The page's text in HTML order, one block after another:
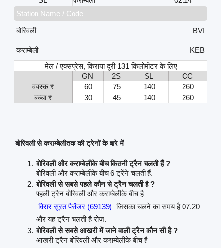
Station Name / Code
बोरिवली
BVI
कराम्बेली
KEB
मेल / एक्सप्रेस, किराया दूरी 131 किलोमीटर के लिए
GN
2S SL
CC
वयस्क ₹
60 75 140
260
बच्चा ₹
30 45 140 260
बोरिवली से कराम्बेलीतक की ट्रेनों के बारे में
बोरिवली और कराम्बेलीके बीच कितनी ट्रैन चलती हैं ?
बोरिवली और कराम्बेलीके बीच 6 ट्रेंने चलती हैं.
बोरिवली से सबसे पहले कौन से ट्रैन चलती है ?
पहली ट्रैन बोरिवली और कराम्बेलीके बीच है
विरार सूरत पैसेंजर (69139) जिसका चलने का समय है 07.20
और यह ट्रैन चलती है रोज़.
बोरिवली से सबसे आखरी में जाने वाली ट्रैन कौन सी है ?
आखरी ट्रैन बोरिवली और कराम्बेलीके बीच है